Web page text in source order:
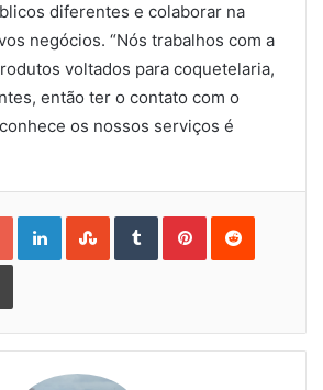
diferentes e colaborar na
negócios. “Nós trabalhos com a
voltados para coquetelaria,
então ter o contato com o
os nossos serviços é
Google+LinkedInStumbleUpon
TumblrPinterestReddit
Print